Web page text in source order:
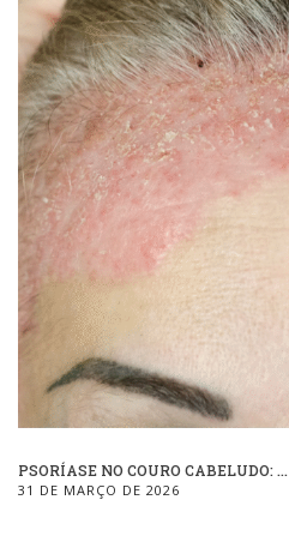
PSORÍASE NO COURO CABELUDO: ...
31 DE MARÇO DE 2026